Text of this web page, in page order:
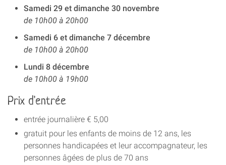
Samedi 29 et dimanche 30 novembre
de 10h00 à 20h00
Samedi 6 et dimanche 7 décembre
de 10h00 à 20h00
Lundi 8 décembre
de 10h00 à 19h00
Prix d'entrée
entrée journalière € 5,00
gratuit pour les enfants de moins de 12 ans, les
personnes handicapées et leur accompagnateur, les
personnes âgées de plus de 70 ans